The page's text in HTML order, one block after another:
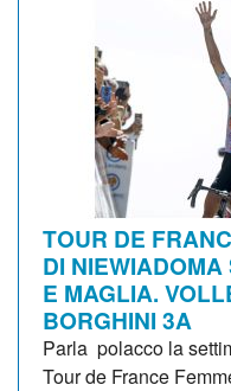
TOUR DE
DI
E MAGLIA.
BORGHINI 3A
Parla polacco la
Tour de France